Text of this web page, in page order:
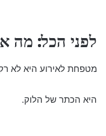
לפני הכל: מה
מטפחת לאירוע היא לא
היא הכתר של הלוק.